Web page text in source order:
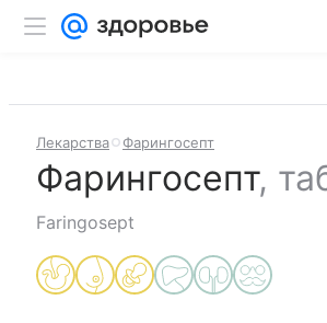
Лекарства Фарингосепт
Фарингосепт,
Faringosept